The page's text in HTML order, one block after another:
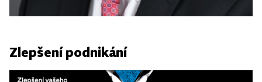
Zlepšení podnikání